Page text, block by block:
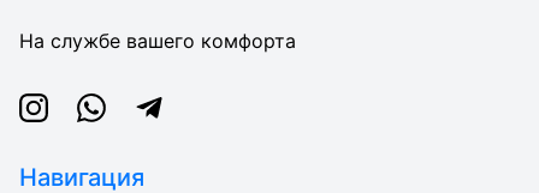
На службе вашего комфорта
InstagramWhatsappTelegram
Навигация